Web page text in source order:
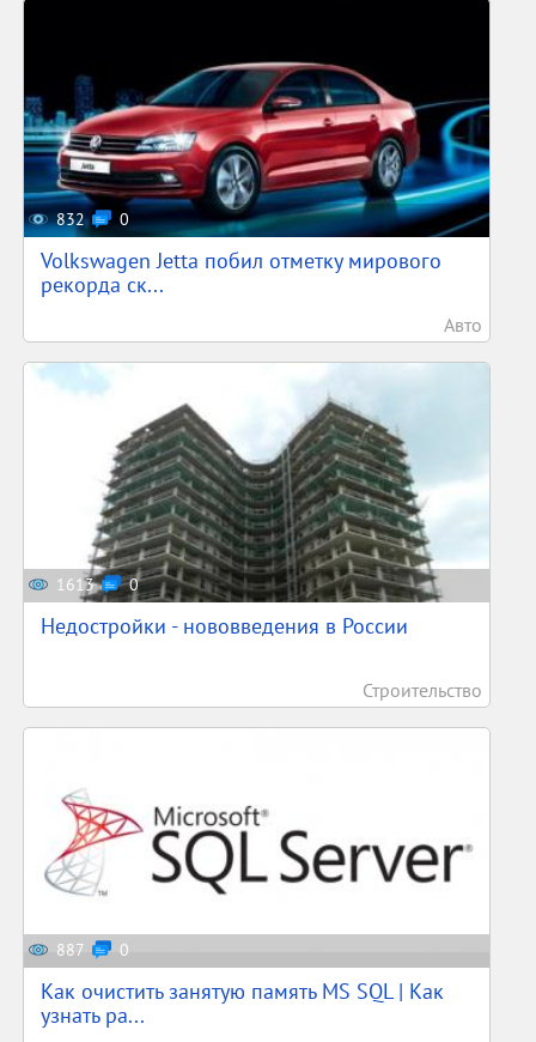
832 0
Volkswagen Jetta побил отметку мирового
рекорда ск...
Авто
1613 0
Недостройки - нововведения в России
Строительство
887 0
Как очистить занятую память MS SQL | Как
узнать ра...